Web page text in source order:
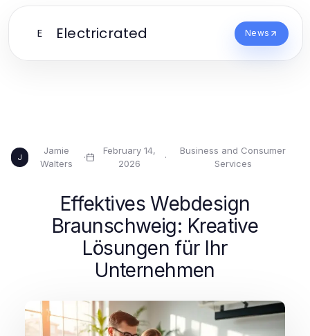
E Electricrated News
J
Jamie
Walters
·
February 14,
2026
·
Business and Consumer
Services
Effektives Webdesign
Braunschweig: Kreative
Lösungen für Ihr
Unternehmen